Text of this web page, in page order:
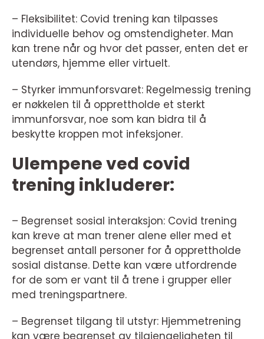
– Fleksibilitet: Covid trening kan tilpasses
individuelle behov og omstendigheter. Man
kan trene når og hvor det passer, enten det er
utendørs, hjemme eller virtuelt.
– Styrker immunforsvaret: Regelmessig trening
er nøkkelen til å opprettholde et sterkt
immunforsvar, noe som kan bidra til å
beskytte kroppen mot infeksjoner.
Ulempene ved covid
trening inkluderer:
– Begrenset sosial interaksjon: Covid trening
kan kreve at man trener alene eller med et
begrenset antall personer for å opprettholde
sosial distanse. Dette kan være utfordrende
for de som er vant til å trene i grupper eller
med treningspartnere.
– Begrenset tilgang til utstyr: Hjemmetrening
kan være begrenset av tilgjengeligheten til